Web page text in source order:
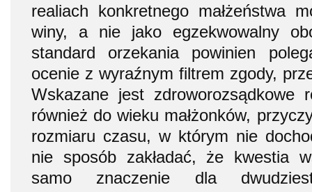
realiach konkretnego małżeństwa
winy, a nie jako egzekwowalny
standard orzekania powinien
ocenie z wyraźnym filtrem zgody,
Wskazane jest zdroworozsądkowe
również do wieku małżonków,
rozmiaru czasu, w którym nie
nie sposób zakładać, że kwestia
samo znaczenie dla